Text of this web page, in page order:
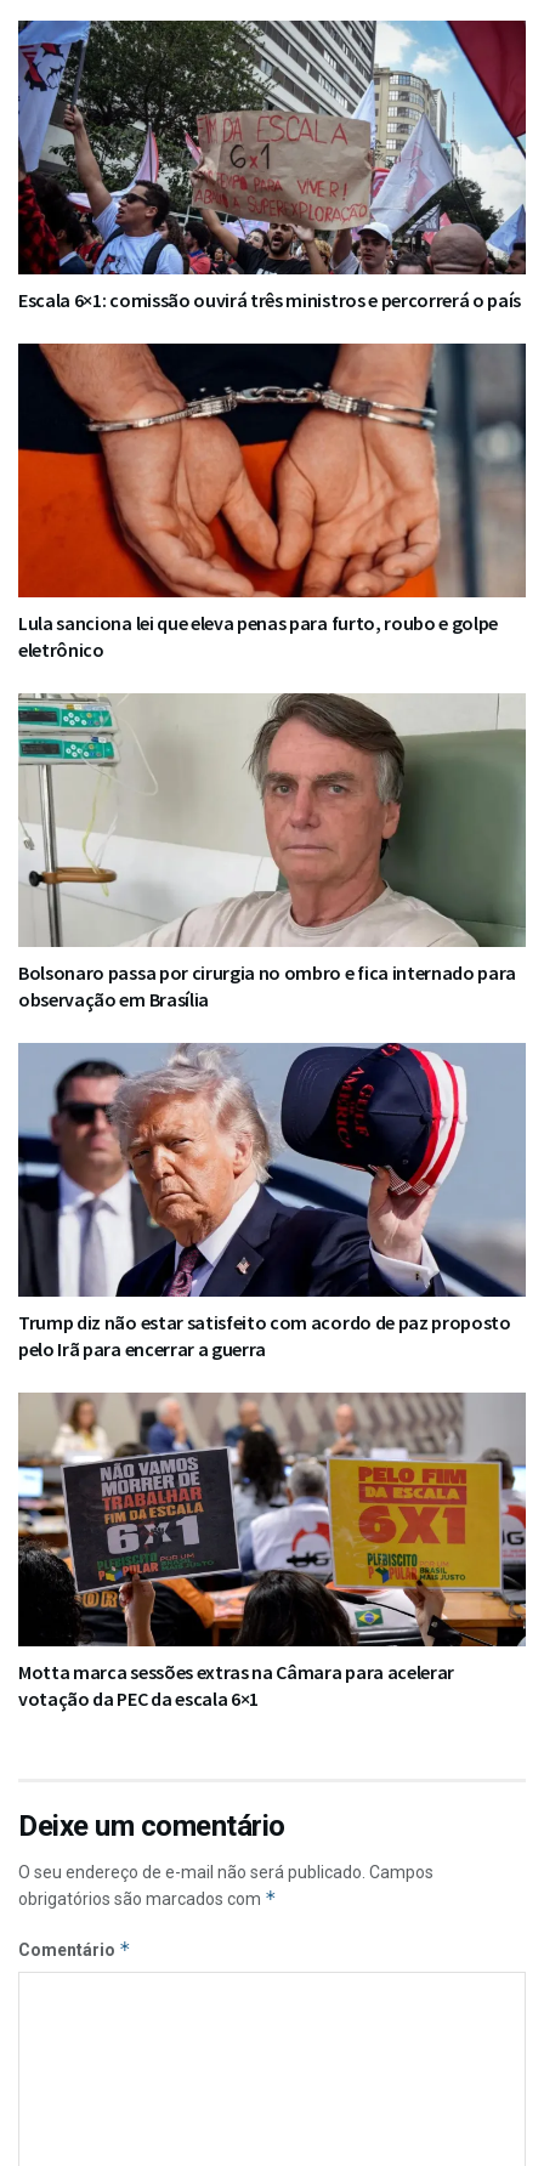
Escala 6×1: comissão ouvirá três ministros e percorrerá o país
Lula sanciona lei que eleva penas para furto, roubo e golpe
eletrônico
Bolsonaro passa por cirurgia no ombro e fica internado para
observação em Brasília
Trump diz não estar satisfeito com acordo de paz proposto
pelo Irã para encerrar a guerra
Motta marca sessões extras na Câmara para acelerar
votação da PEC da escala 6×1
Deixe um comentário
O seu endereço de e-mail não será publicado. Campos
obrigatórios são marcados com *
Comentário *